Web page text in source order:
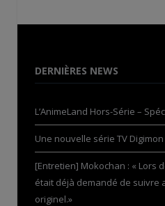
DERNIÈRES NEWS
L’AnimeLand Hors-Série –
Une nouvelle série TV
[Entretien] Mokochan : « Lors
était déjà demandé de suivre
originel.»